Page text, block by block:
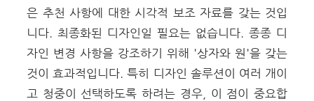
은 추천 사항에 대한 시각적 보조 자료를 갖는 것입
니다. 최종화된 디자인일 필요는 없습니다. 종종 디
자인 변경 사항을 강조하기 위해 '상자와 원'을 갖는
것이 효과적입니다.특히 디자인 솔루션이 여러 개이
고 청중이 선택하도록 하려는 경우, 이 점이 중요합